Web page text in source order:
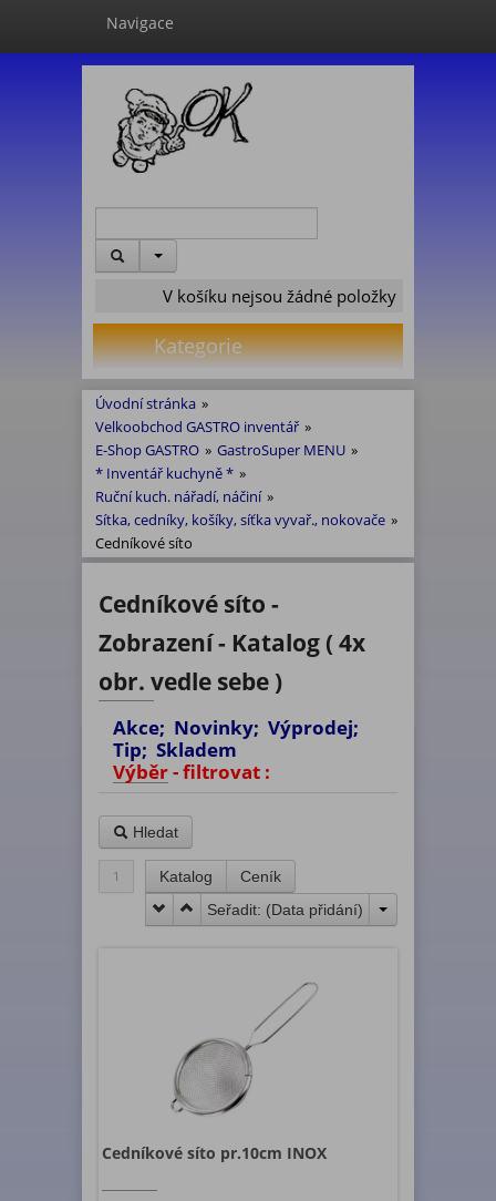
Navigace
V košíku nejsou žádné položky
Kategorie
Úvodní stránka »
Velkoobchod GASTRO inventář »
E-Shop GASTRO » GastroSuper MENU »
* Inventář kuchyně * »
Ruční kuch. nářadí, náčiní »
Sítka, cedníky, košíky, síťka vyvař., nokovače »
Cedníkové síto
Cedníkové síto -
Zobrazení - Katalog ( 4x
obr. vedle sebe )
Akce; Novinky; Výprodej;
Tip; Skladem
Výběr - filtrovat :
Hledat
1 Katalog
Ceník
Seřadit: (Data přidání)
Cedníkové síto pr.10cm INOX